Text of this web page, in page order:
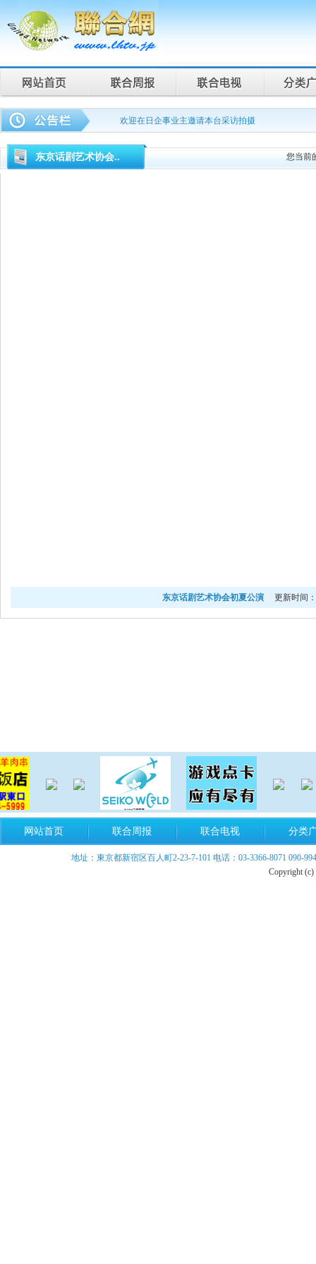
欢迎在日企事业主邀请本台采访拍摄
联合周报为您说话，联合电视为您记录。
东京话剧艺术协会.. 您当前
东京话剧艺术协会初夏公演 更新时间
网站首页 联合周报 联合电视 分类
地址：東京都新宿区百人町2-23-7-101 电话：03-3366-8071 090-
Copyright (c)